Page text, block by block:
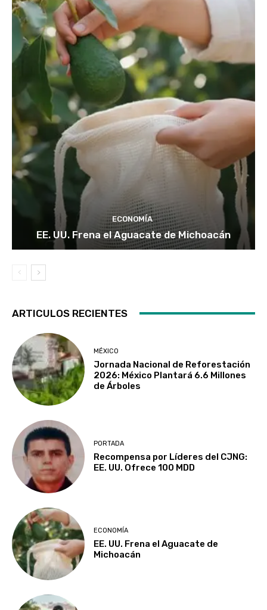
ECONOMÍA
EE. UU. Frena el Aguacate de Michoacán
ARTICULOS RECIENTES
MÉXICO
Jornada Nacional de Reforestación
2026: México Plantará 6.6 Millones
de Árboles
PORTADA
Recompensa por Líderes del CJNG:
EE. UU. Ofrece 100 MDD
ECONOMÍA
EE. UU. Frena el Aguacate de
Michoacán